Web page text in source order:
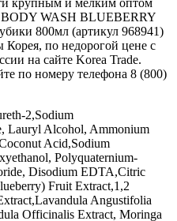
WASH BLUEBERRY
800мл (артикул 968941)
Корея, по недорогой цене с
на сайте Korea Trade.
по номеру телефона 8 (800)
2,Sodium
Lauryl Alcohol, Ammonium
Acid,Sodium
Polyquaternium-
Disodium EDTA,Citric
Fruit Extract,1,2
Angustifolia
Officinalis Extract, Moringa